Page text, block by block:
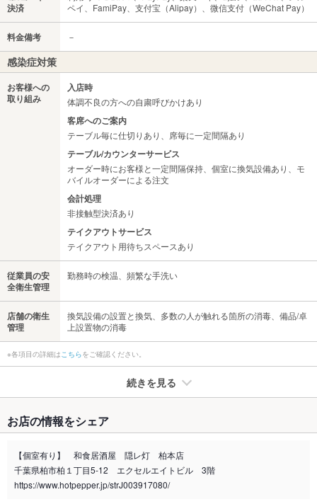
決済
ペイ、FamiPay、支付宝（Alipay）、微信支付（WeChat Pay）
料金備考 －
感染症対策
お客様への
取り組み
入店時
体調不良の方への自粛呼びかけあり
客席へのご案内
テーブル毎に仕切りあり、席毎に一定間隔あり
テーブル/カウンターサービス
オーダー時にお客様と一定間隔保持、個室に換気設備あり、モ
バイルオーダーによる注文
会計処理
非接触型決済あり
テイクアウトサービス
テイクアウト用待ちスペースあり
従業員の安
全衛生管理
勤務時の検温、頻繁な手洗い
店舗の衛生
管理
換気設備の設置と換気、多数の人が触れる箇所の消毒、備品/卓
上設置物の消毒
※各項目の詳細はこちらをご確認ください。
続きを見る
禁煙・喫煙 分煙（仕切りあり）
喫煙専用室 なし
※2020年4月1日～受動喫煙対策に関する法律が施行されています。正しい情報はお店へお問い
お店の情報をシェア
【個室有り】 和食居酒屋 隠レ灯 柏本店
千葉県柏市柏１丁目5-12 エクセルエイトビル 3階
https://www.hotpepper.jp/strJ003917080/